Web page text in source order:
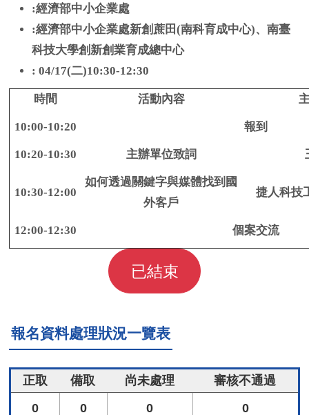
:經濟部中小企業處
:經濟部中小企業處新創蔗田(南科育成中心)、南臺
科技大學創新創業育成總中心
: 04/17(二)10:30-12:30
時間 活動內容
10:00-10:20 報到
10:20-10:30 主辦單位致詞
10:30-12:00
如何透過關鍵字與媒體找到國
外客戶
捷人科技
12:00-12:30 個案交流
已結束
報名資料處理狀況一覽表
正取 備取 尚未處理
審核不通過
0
0 0 0